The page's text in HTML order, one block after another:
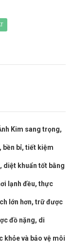
Kim sang trọng,
bền bỉ, tiết kiệm
diệt khuẩn tốt bằng
lạnh đều, thực
lớn hơn, trữ được
đồ nặng, di
khỏe và bảo vệ môi